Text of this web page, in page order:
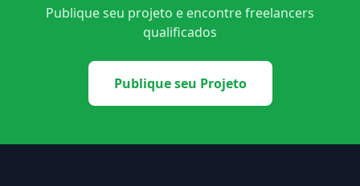
Publique seu projeto e encontre freelancers
qualificados
Publique seu Projeto